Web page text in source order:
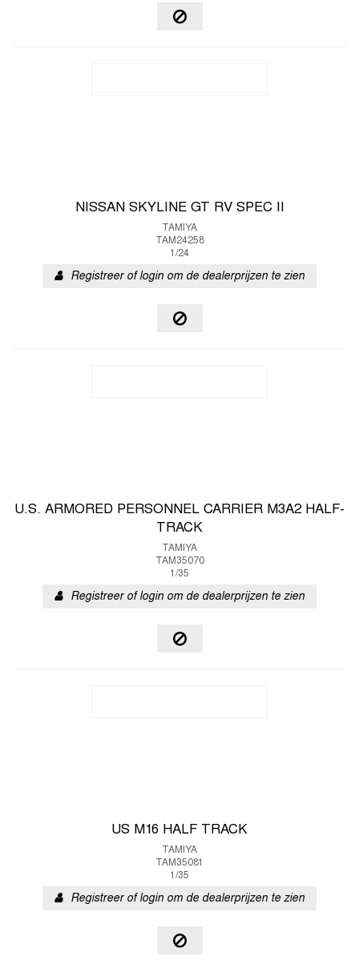
NISSAN SKYLINE GT RV SPEC II
TAMIYA
TAM24258
1/24
Registreer of login om de dealerprijzen te zien
U.S. ARMORED PERSONNEL CARRIER M3A2 HALF-
TRACK
TAMIYA
TAM35070
1/35
Registreer of login om de dealerprijzen te zien
US M16 HALF TRACK
TAMIYA
TAM35081
1/35
Registreer of login om de dealerprijzen te zien